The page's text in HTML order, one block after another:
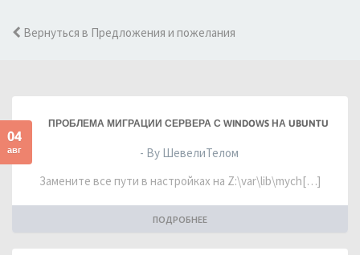
Вернуться в Предложения и пожелания
04
авг
ПРОБЛЕМА МИГРАЦИИ СЕРВЕРА С WINDOWS НА UBUNTU
- By ШевелиТелом
Замените все пути в настройках на Z:\var\lib\mych[…]
ПОДРОБНЕЕ